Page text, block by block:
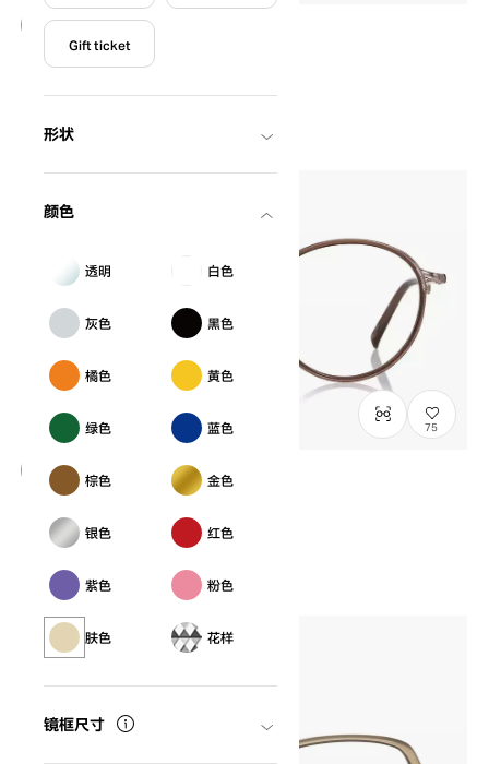
Gift ticket
形状
颜色
透明 白色
灰色 黑色
橘色 黄色
绿色 蓝色
棕色 金色
银色 红色
紫色 粉色
肤色 花样
镜框尺寸
OWNDAYS × POMPOMPURIN
¥13,800
75
Graph Belle
GB1037M-6S Size: S
¥12,800